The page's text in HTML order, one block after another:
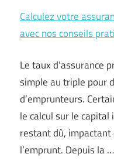
Calculez votre
avec nos conseils
Le taux d’assurance
simple au triple pour
d’emprunteurs.
le calcul sur le
restant dû,
l’emprunt. Depuis la …